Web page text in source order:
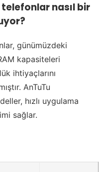
nasıl bir
günümüzdeki
kapasiteleri
ihtiyaçlarını
AnTuTu
hızlı uygulama
sağlar.